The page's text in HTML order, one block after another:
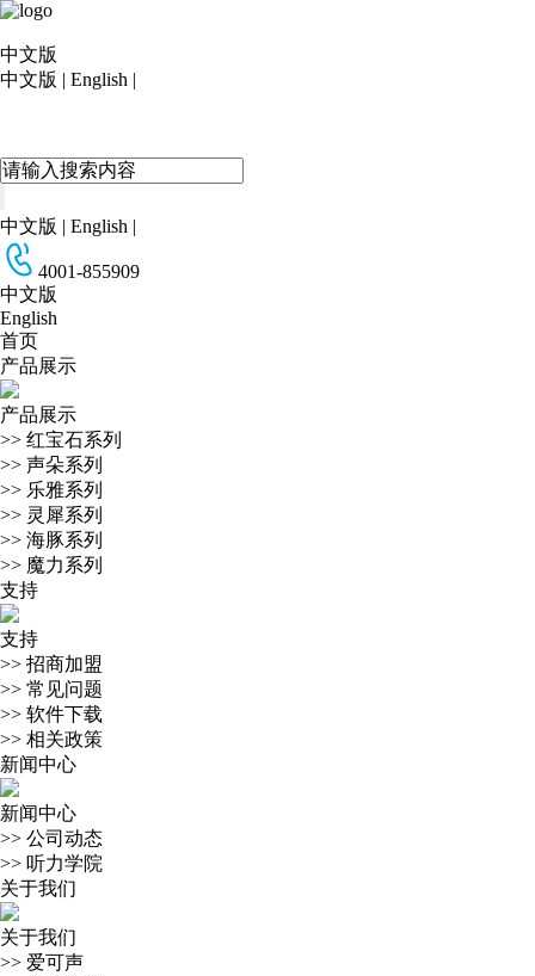
中文版
中文版 | English |
中文版 | English |
4001-855909
中文版
English
首页
产品展示
产品展示
>> 红宝石系列
>> 声朵系列
>> 乐雅系列
>> 灵犀系列
>> 海豚系列
>> 魔力系列
支持
支持
>> 招商加盟
>> 常见问题
>> 软件下载
>> 相关政策
新闻中心
新闻中心
>> 公司动态
>> 听力学院
关于我们
关于我们
>> 爱可声